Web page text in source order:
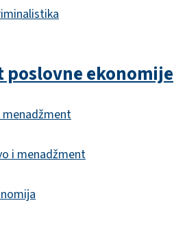
ekonomije
i menadžment